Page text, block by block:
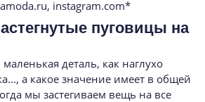
instagram.com*
пуговицы на
деталь, как наглухо
а какое значение имеет в общей
мы застегиваем вещь на все